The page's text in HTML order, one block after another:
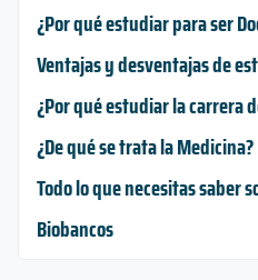
¿Por qué estudiar para ser
Ventajas y desventajas de
¿Por qué estudiar la carrera
¿De qué se trata la Medicina?
Todo lo que necesitas saber
Biobancos